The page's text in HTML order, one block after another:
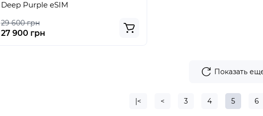
Deep Purple eSIM
29 600 грн
27 900 грн
Показать
|< < 3 4 5 6